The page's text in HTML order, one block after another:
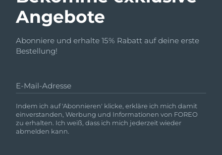
Angebote
Abonniere und erhalte 15% Rabatt auf deine erste
Bestellung!
E-Mail-Adresse
Indem ich auf 'Abonnieren' klicke, erkläre ich mich damit
einverstanden, Werbung und Informationen von FOREO
zu erhalten. Ich weiß, dass ich mich jederzeit wieder
abmelden kann.